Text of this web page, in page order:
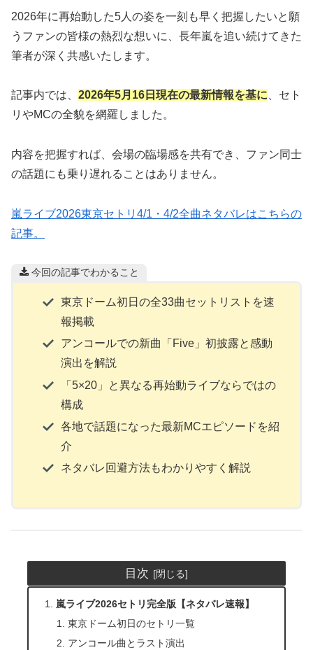
2026年に再始動した5人の姿を一刻も早く把握したいと願
うファンの皆様の熱烈な想いに、長年嵐を追い続けてきた
筆者が深く共感いたします。
記事内では、 2026年5月16日現在の最新情報を基に、セト
リやMCの全貌を網羅しました。
内容を把握すれば、会場の臨場感を共有でき、ファン同士
の話題にも乗り遅れることはありません。
嵐ライブ2026東京セトリ4/1・4/2全曲ネタバレはこちらの
記事。
今回の記事でわかること
東京ドーム初日の全33曲セットリストを速
報掲載
アンコールでの新曲「Five」初披露と感動
演出を解説
「5×20」と異なる再始動ライブならではの
構成
各地で話題になった最新MCエピソードを紹
介
ネタバレ回避方法もわかりやすく解説
目次
嵐ライブ2026セトリ完全版【ネタバレ速報】
東京ドーム初日のセトリ一覧
アンコール曲とラスト演出